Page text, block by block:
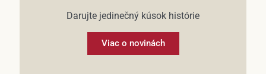
Darujte jedinečný kúsok histórie
Viac o novinách